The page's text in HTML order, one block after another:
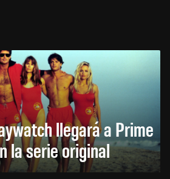
llegará a Prime
la serie original